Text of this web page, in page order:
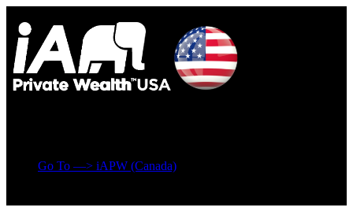
Go To —> iAPW (Canada)